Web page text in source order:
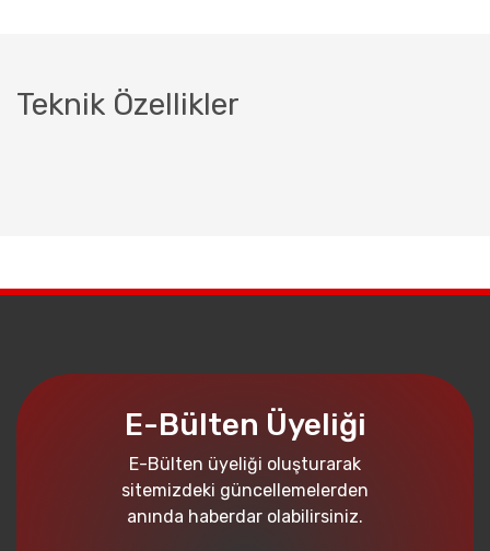
Teknik Özellikler
E-Bülten Üyeliği
E-Bülten üyeliği oluşturarak
sitemizdeki güncellemelerden
anında haberdar olabilirsiniz.